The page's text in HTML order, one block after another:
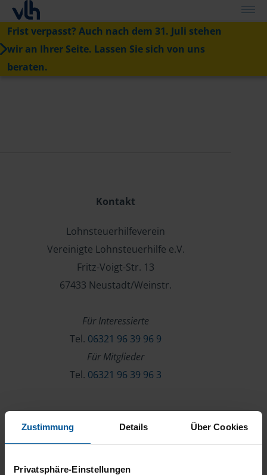
Zustimmung Details Über Cookies
Privatsphäre-Einstellungen
Frist verpasst? Auch nach dem 31. Juli stehen
wir an Ihrer Seite. Lassen Sie sich von uns
beraten.
Kontakt
Lohnsteuerhilfeverein
Vereinigte Lohnsteuerhilfe e.V.
Fritz-Voigt-Str. 13
67433 Neustadt/Weinstr.
Für Interessierte
Tel. 06321 96 39 96 9
Für Mitglieder
Tel. 06321 96 39 96 3
Über die VLH
Beratersuche